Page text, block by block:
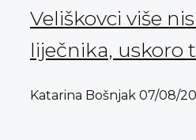
Veliškovci više
liječnika, uskoro
Katarina Bošnjak 07/08/